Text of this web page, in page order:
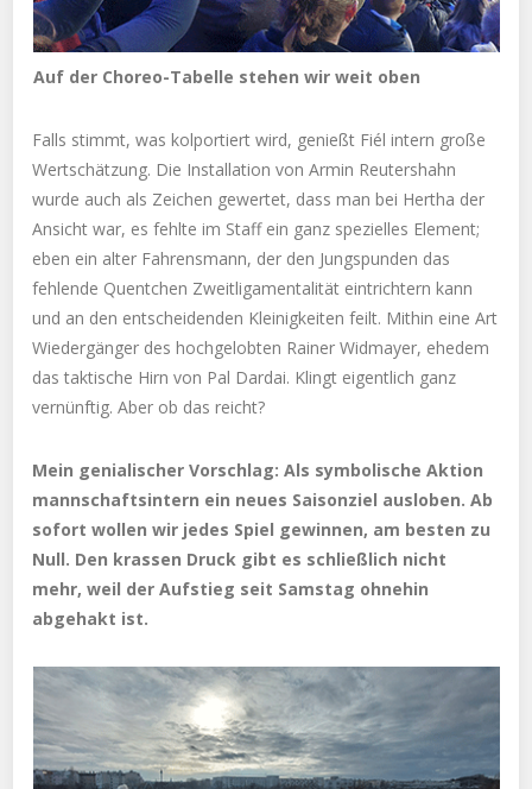
Auf der Choreo-Tabelle stehen wir weit oben
Falls stimmt, was kolportiert wird, genießt Fiél intern große
Wertschätzung. Die Installation von Armin Reutershahn
wurde auch als Zeichen gewertet, dass man bei Hertha der
Ansicht war, es fehlte im Staff ein ganz spezielles Element;
eben ein alter Fahrensmann, der den Jungspunden das
fehlende Quentchen Zweitligamentalität eintrichtern kann
und an den entscheidenden Kleinigkeiten feilt. Mithin eine Art
Wiedergänger des hochgelobten Rainer Widmayer, ehedem
das taktische Hirn von Pal Dardai. Klingt eigentlich ganz
vernünftig. Aber ob das reicht?
Mein genialischer Vorschlag: Als symbolische Aktion
mannschaftsintern ein neues Saisonziel ausloben. Ab
sofort wollen wir jedes Spiel gewinnen, am besten zu
Null. Den krassen Druck gibt es schließlich nicht
mehr, weil der Aufstieg seit Samstag ohnehin
abgehakt ist.